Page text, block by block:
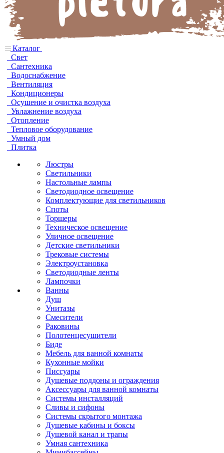
Каталог
Свет
Сантехника
Водоснабжение
Вентиляция
Кондиционеры
Осушение и очистка воздуха
Увлажнение воздуха
Отопление
Тепловое оборудование
Умный дом
Плитка
Люстры
Светильники
Настольные лампы
Светодиодное освещение
Комплектующие для светильников
Споты
Торшеры
Техническое освещение
Уличное освещение
Детские светильники
Трековые системы
Электроустановка
Светодиодные ленты
Лампочки
Ванны
Душ
Унитазы
Смесители
Раковины
Полотенцесушители
Биде
Мебель для ванной комнаты
Кухонные мойки
Писсуары
Душевые поддоны и ограждения
Аксессуары для ванной комнаты
Системы инсталляций
Сливы и сифоны
Системы скрытого монтажа
Душевые кабины и боксы
Душевой канал и трапы
Умная сантехника